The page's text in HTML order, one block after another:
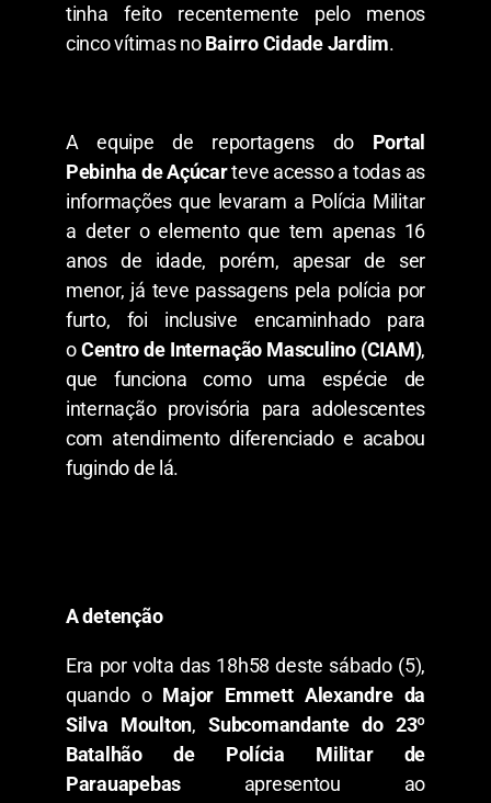
tinha feito recentemente pelo menos
cinco vítimas noBairro Cidade Jardim.
A equipe de reportagens do Portal
Pebinha de Açúcarteve acesso a todas as
informações que levaram a Polícia Militar
a deter o elemento que tem apenas 16
anos de idade, porém, apesar de ser
menor, já teve passagens pela polícia por
furto, foi inclusive encaminhado para
oCentro de Internação Masculino (CIAM),
que funciona como uma espécie de
internação provisória para adolescentes
com atendimento diferenciado e acabou
fugindo de lá.
A detenção
Era por volta das 18h58 deste sábado (5),
quando o Major Emmett Alexandre da
Silva Moulton,Subcomandante do 23º
Batalhão de Polícia Militar de
Parauapebas apresentou ao